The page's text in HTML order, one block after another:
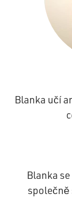
Blanka učí
Blanka
společně